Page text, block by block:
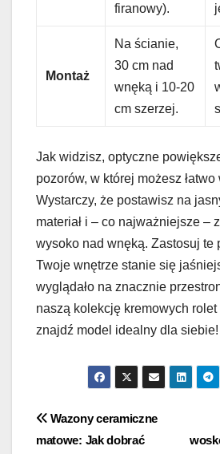
firanowy).
Montaż
Na ścianie,
30 cm nad
wnęką i 10-20
cm szerzej.
Jak widzisz, optyczne
pozorów, w której możesz łatwo
Wystarczy, że postawisz na
materiał i – co najważniejsze –
wysoko nad wnęką. Zastosuj te
Twoje wnętrze stanie się
wyglądało na znacznie
naszą kolekcję kremowych rolet
znajdź model idealny dla siebie!
Nawigacja
Wazony ceramiczne
matowe: Jak dobrać